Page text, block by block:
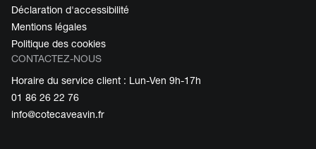
Déclaration d'accessibilité
Mentions légales
Politique des cookies
CONTACTEZ-NOUS
Horaire du service client : Lun-Ven 9h-17h
01 86 26 22 76
info@cotecaveavin.fr